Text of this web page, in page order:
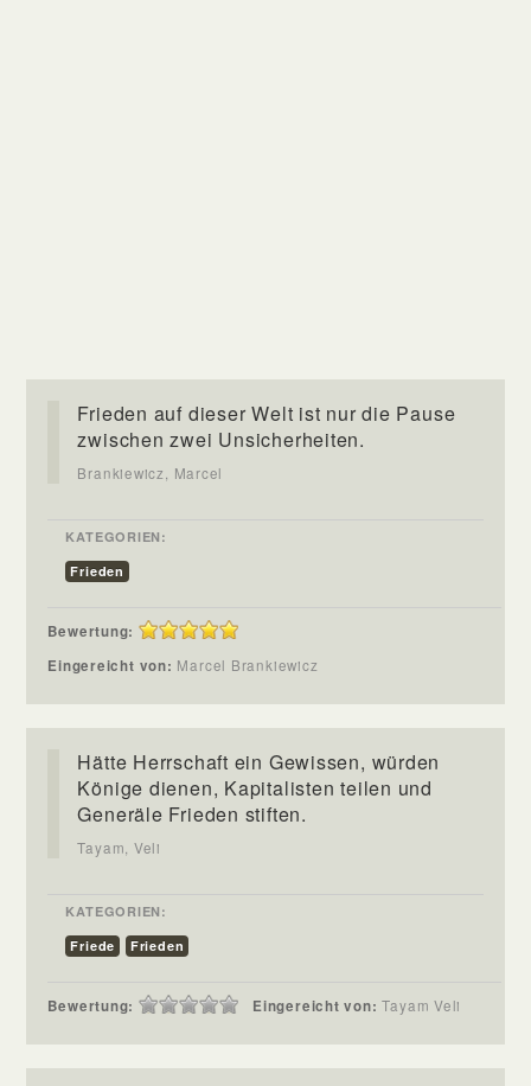
Frieden auf dieser Welt ist nur die Pause
zwischen zwei Unsicherheiten.
Brankiewicz, Marcel
KATEGORIEN:
Frieden
Bewertung:
Eingereicht von: Marcel Brankiewicz
Hätte Herrschaft ein Gewissen, würden
Könige dienen, Kapitalisten teilen und
Generäle Frieden stiften.
Tayam, Veli
KATEGORIEN:
Friede
Frieden
Bewertung: Eingereicht von:Tayam Veli